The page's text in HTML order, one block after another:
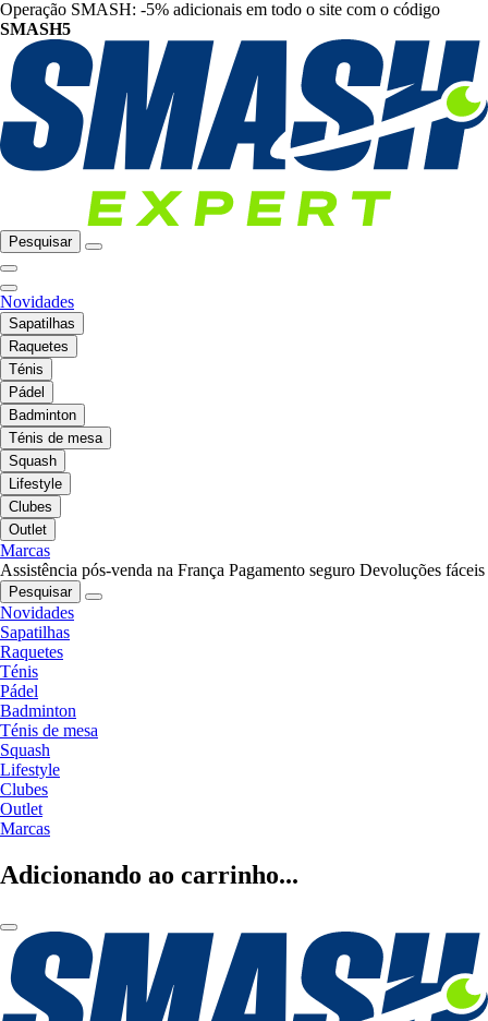
Operação SMASH: -5% adicionais em todo o site com o código
SMASH5
Pesquisar
Novidades
Sapatilhas
Raquetes
Ténis
Pádel
Badminton
Ténis de mesa
Squash
Lifestyle
Clubes
Outlet
Marcas
Assistência pós-venda na França Pagamento seguro Devoluções fáceis
Pesquisar
Novidades
Sapatilhas
Raquetes
Ténis
Pádel
Badminton
Ténis de mesa
Squash
Lifestyle
Clubes
Outlet
Marcas
Adicionando ao carrinho...